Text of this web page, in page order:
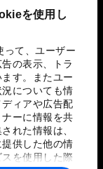
を使用し
って、ユーザー
の表示、トラ
す。またユー
についても情
ィアや広告配
ーに情報を共
れた情報は、
供した他の情
を使用した際